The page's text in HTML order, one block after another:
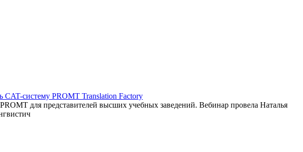
CAT-систему PROMT Translation Factory
для представителей высших учебных заведений. Вебинар провела Наталья